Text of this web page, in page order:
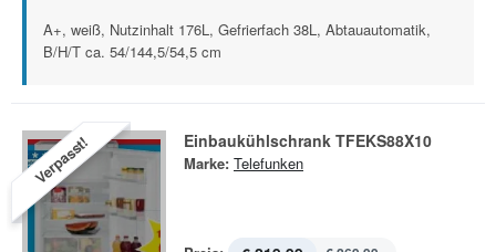
A+, weiß, Nutzinhalt 176L, Gefrierfach 38L, Abtauautomatik,
B/H/T ca. 54/144,5/54,5 cm
Verpasst! Einbaukühlschrank TFEKS88X10
Marke: Telefunken